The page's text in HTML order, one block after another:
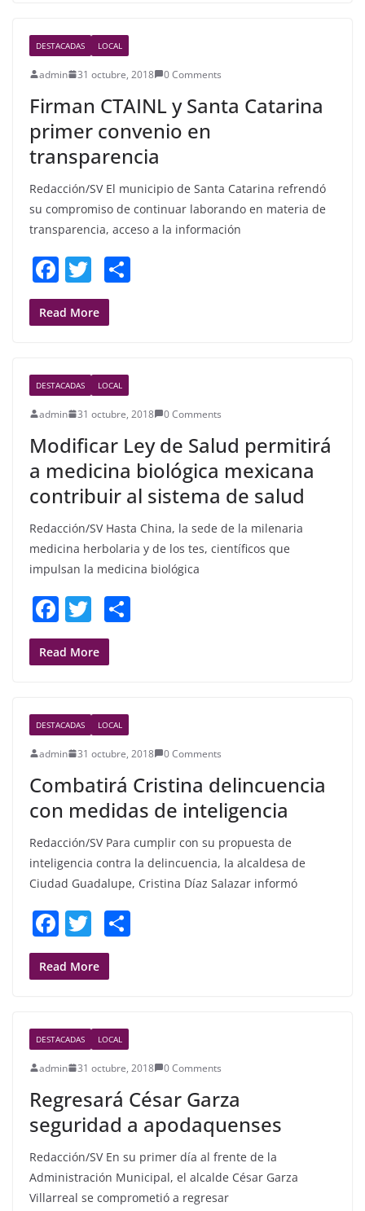
b
o
o
k
DESTACADAS LOCAL
admin 31 octubre, 2018 0 Comments
Firman CTAINL y Santa Catarina
primer convenio en
transparencia
Redacción/SV El municipio de Santa Catarina refrendó
su compromiso de continuar laborando en materia de
transparencia, acceso a la información
F
a
c
b
o
o
k
T
w
itt
Read More
DESTACADAS LOCAL
admin 31 octubre, 2018 0 Comments
Modificar Ley de Salud permitirá
a medicina biológica mexicana
contribuir al sistema de salud
Redacción/SV Hasta China, la sede de la milenaria
medicina herbolaria y de los tes, científicos que
impulsan la medicina biológica
F
a
c
b
o
o
k
T
w
itt
Read More
DESTACADAS LOCAL
admin 31 octubre, 2018 0 Comments
Combatirá Cristina delincuencia
con medidas de inteligencia
Redacción/SV Para cumplir con su propuesta de
inteligencia contra la delincuencia, la alcaldesa de
Ciudad Guadalupe, Cristina Díaz Salazar informó
F
a
c
b
o
o
k
T
w
itt
Read More
DESTACADAS LOCAL
admin 31 octubre, 2018 0 Comments
Regresará César Garza
seguridad a apodaquenses
Redacción/SV En su primer día al frente de la
Administración Municipal, el alcalde César Garza
Villarreal se comprometió a regresar